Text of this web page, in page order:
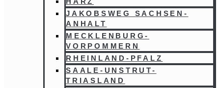
JAKOBSWEG SACHSEN-
ANHALT
MECKLENBURG-
VORPOMMERN
RHEINLAND-PFALZ
SAALE-UNSTRUT-
TRIASLAND